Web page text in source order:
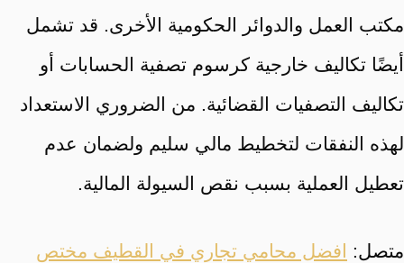
مكتب العمل والدوائر الحكومية الأخرى. قد تشمل
أيضًا تكاليف خارجية كرسوم تصفية الحسابات أو
تكاليف التصفيات القضائية. من الضروري الاستعداد
لهذه النفقات لتخطيط مالي سليم ولضمان عدم
تعطيل العملية بسبب نقص السيولة المالية.
متصل:
افضل محامي تجاري في القطيف مختص